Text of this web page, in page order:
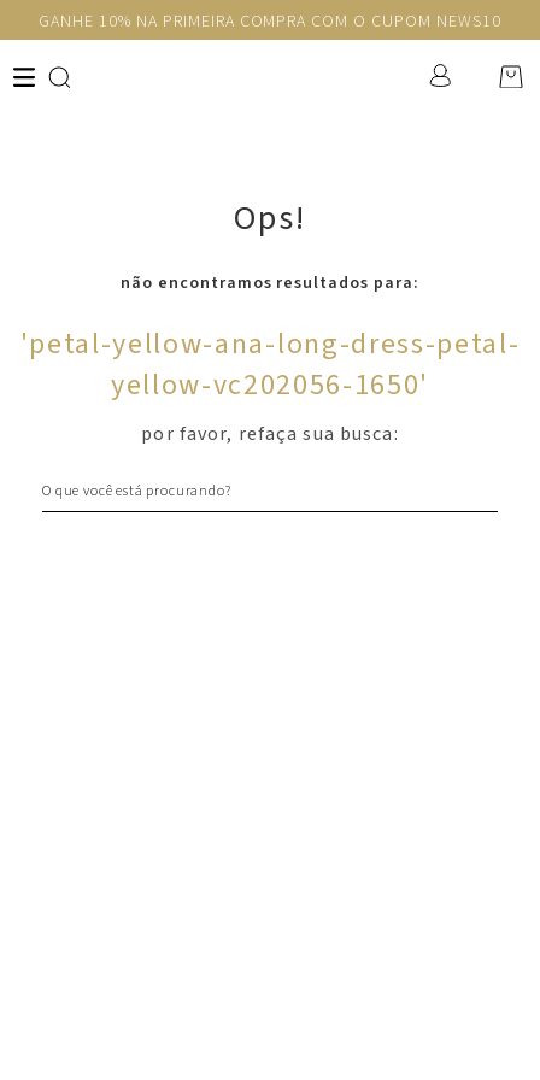
GANHE 10% NA PRIMEIRA COMPRA COM O CUPOM NEWS10
Ops!
não encontramos resultados para:
'petal-yellow-ana-long-dress-petal-
yellow-vc202056-1650'
por favor, refaça sua busca: